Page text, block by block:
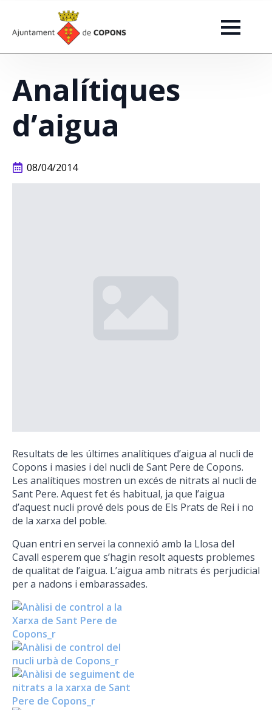
Analítiques
d’aigua
08/04/2014
Resultats de les últimes analítiques d’aigua al nucli de
Copons i masies i del nucli de Sant Pere de Copons.
Les analítiques mostren un excés de nitrats al nucli de
Sant Pere. Aquest fet és habitual, ja que l’aigua
d’aquest nucli prové dels pous de Els Prats de Rei i no
de la xarxa del poble.
Quan entri en servei la connexió amb la Llosa del
Cavall esperem que s’hagin resolt aquests problemes
de qualitat de l’aigua. L’aigua amb nitrats és perjudicial
per a nadons i embarassades.